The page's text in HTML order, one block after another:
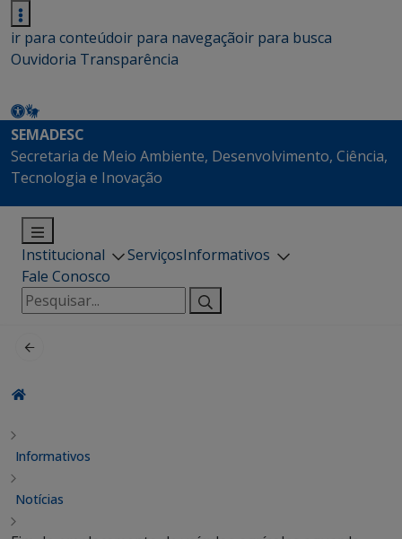
ir para conteúdoir para navegaçãoir para busca
Ouvidoria Transparência
SEMADESC
Secretaria de Meio Ambiente, Desenvolvimento, Ciência,
Tecnologia e Inovação
Institucional ServiçosInformativos
Fale Conosco
Pesquisar
por:
Informativos
Notícias